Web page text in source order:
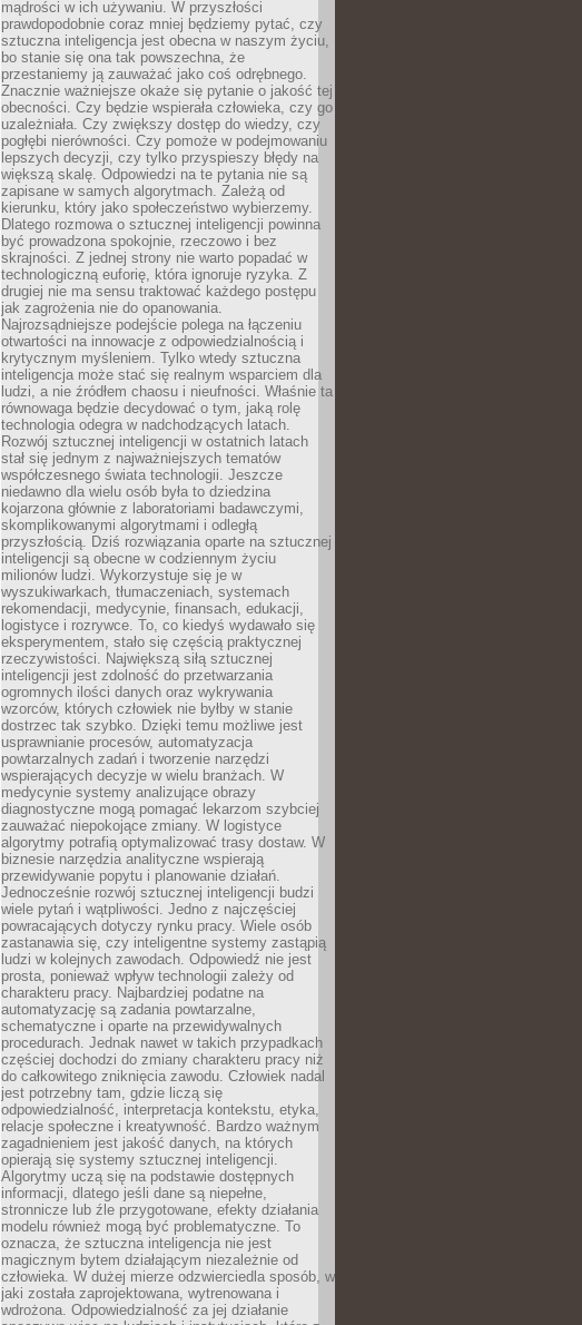
mądrości w ich używaniu. W przyszłości
prawdopodobnie coraz mniej będziemy pytać, czy
sztuczna inteligencja jest obecna w naszym życiu,
bo stanie się ona tak powszechna, że
przestaniemy ją zauważać jako coś odrębnego.
Znacznie ważniejsze okaże się pytanie o jakość tej
obecności. Czy będzie wspierała człowieka, czy go
uzależniała. Czy zwiększy dostęp do wiedzy, czy
pogłębi nierówności. Czy pomoże w podejmowaniu
lepszych decyzji, czy tylko przyspieszy błędy na
większą skalę. Odpowiedzi na te pytania nie są
zapisane w samych algorytmach. Zależą od
kierunku, który jako społeczeństwo wybierzemy.
Dlatego rozmowa o sztucznej inteligencji powinna
być prowadzona spokojnie, rzeczowo i bez
skrajności. Z jednej strony nie warto popadać w
technologiczną euforię, która ignoruje ryzyka. Z
drugiej nie ma sensu traktować każdego postępu
jak zagrożenia nie do opanowania.
Najrozsądniejsze podejście polega na łączeniu
otwartości na innowacje z odpowiedzialnością i
krytycznym myśleniem. Tylko wtedy sztuczna
inteligencja może stać się realnym wsparciem dla
ludzi, a nie źródłem chaosu i nieufności. Właśnie ta
równowaga będzie decydować o tym, jaką rolę
technologia odegra w nadchodzących latach.
Rozwój sztucznej inteligencji w ostatnich latach
stał się jednym z najważniejszych tematów
współczesnego świata technologii. Jeszcze
niedawno dla wielu osób była to dziedzina
kojarzona głównie z laboratoriami badawczymi,
skomplikowanymi algorytmami i odległą
przyszłością. Dziś rozwiązania oparte na sztucznej
inteligencji są obecne w codziennym życiu
milionów ludzi. Wykorzystuje się je w
wyszukiwarkach, tłumaczeniach, systemach
rekomendacji, medycynie, finansach, edukacji,
logistyce i rozrywce. To, co kiedyś wydawało się
eksperymentem, stało się częścią praktycznej
rzeczywistości. Największą siłą sztucznej
inteligencji jest zdolność do przetwarzania
ogromnych ilości danych oraz wykrywania
wzorców, których człowiek nie byłby w stanie
dostrzec tak szybko. Dzięki temu możliwe jest
usprawnianie procesów, automatyzacja
powtarzalnych zadań i tworzenie narzędzi
wspierających decyzje w wielu branżach. W
medycynie systemy analizujące obrazy
diagnostyczne mogą pomagać lekarzom szybciej
zauważać niepokojące zmiany. W logistyce
algorytmy potrafią optymalizować trasy dostaw. W
biznesie narzędzia analityczne wspierają
przewidywanie popytu i planowanie działań.
Jednocześnie rozwój sztucznej inteligencji budzi
wiele pytań i wątpliwości. Jedno z najczęściej
powracających dotyczy rynku pracy. Wiele osób
zastanawia się, czy inteligentne systemy zastąpią
ludzi w kolejnych zawodach. Odpowiedź nie jest
prosta, ponieważ wpływ technologii zależy od
charakteru pracy. Najbardziej podatne na
automatyzację są zadania powtarzalne,
schematyczne i oparte na przewidywalnych
procedurach. Jednak nawet w takich przypadkach
częściej dochodzi do zmiany charakteru pracy niż
do całkowitego zniknięcia zawodu. Człowiek nadal
jest potrzebny tam, gdzie liczą się
odpowiedzialność, interpretacja kontekstu, etyka,
relacje społeczne i kreatywność. Bardzo ważnym
zagadnieniem jest jakość danych, na których
opierają się systemy sztucznej inteligencji.
Algorytmy uczą się na podstawie dostępnych
informacji, dlatego jeśli dane są niepełne,
stronnicze lub źle przygotowane, efekty działania
modelu również mogą być problematyczne. To
oznacza, że sztuczna inteligencja nie jest
magicznym bytem działającym niezależnie od
człowieka. W dużej mierze odzwierciedla sposób, w
jaki została zaprojektowana, wytrenowana i
wdrożona. Odpowiedzialność za jej działanie